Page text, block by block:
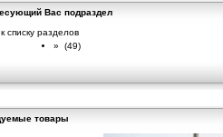
Вас подраздел
списку разделов
»
(49)
товары